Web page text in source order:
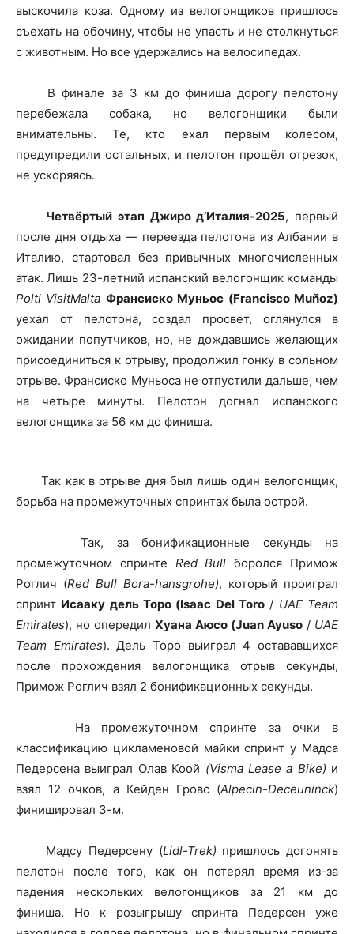
выскочила коза. Одному из велогонщиков пришлось
съехать на обочину, чтобы не упасть и не столкнуться
с животным. Но все удержались на велосипедах.
В финале за 3 км до финиша дорогу пелотону
перебежала собака, но велогонщики были
внимательны. Те, кто ехал первым колесом,
предупредили остальных, и пелотон прошёл отрезок,
не ускоряясь.
Четвёртый этап Джиро д’Италия-2025, первый
после дня отдыха — переезда пелотона из Албании в
Италию, стартовал без привычных многочисленных
атак. Лишь 23-летний испанский велогонщик команды
Polti VisitMalta Франсиско Муньос (Francisco Muñoz)
уехал от пелотона, создал просвет, оглянулся в
ожидании попутчиков, но, не дождавшись желающих
присоединиться к отрыву, продолжил гонку в сольном
отрыве. Франсиско Муньоса не отпустили дальше, чем
на четыре минуты. Пелотон догнал испанского
велогонщика за 56 км до финиша.
Так как в отрыве дня был лишь один велогонщик,
борьба на промежуточных спринтах была острой.
Так, за бонификационные секунды на
промежуточном спринте Red Bull боролся Примож
Роглич (Red Bull Bora-hansgrohe), который проиграл
спринт Исааку дель Торо (Isaac Del Toro / UAE Team
Emirates), но опередил Хуана Аюсо (Juan Ayuso / UAE
Team Emirates). Дель Торо выиграл 4 остававшихся
после прохождения велогонщика отрыв секунды,
Примож Роглич взял 2 бонификационных секунды.
На промежуточном спринте за очки в
классификацию цикламеновой майки спринт у Мадса
Педерсена выиграл Олав Коой (Visma Lease a Bike) и
взял 12 очков, а Кейден Гровс (Alpecin-Deceuninck)
финишировал 3-м.
Мадсу Педерсену (Lidl-Trek) пришлось догонять
пелотон после того, как он потерял время из-за
падения нескольких велогонщиков за 21 км до
финиша. Но к розыгрышу спринта Педерсен уже